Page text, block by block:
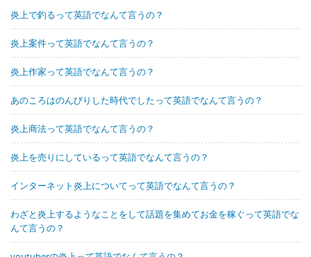
炎上で釣るって英語でなんて言うの？
炎上案件って英語でなんて言うの？
炎上作家って英語でなんて言うの？
あのころはのんびりした時代でしたって英語でなんて言うの？
炎上商法って英語でなんて言うの？
炎上を売りにしているって英語でなんて言うの？
インターネット炎上についてって英語でなんて言うの？
わざと炎上するようなことをして話題を集めてお金を稼ぐって英語でな
んて言うの？